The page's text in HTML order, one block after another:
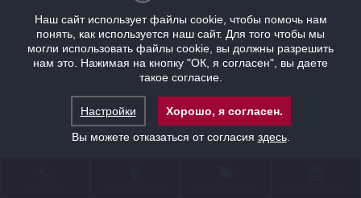
Наш сайт использует файлы cookie, чтобы помочь нам
понять, как используется наш сайт. Для того чтобы мы
могли использовать файлы cookie, вы должны разрешить
нам это. Нажимая на кнопку "ОК, я согласен", вы даете
такое согласие.
Настройки
Хорошо, я согласен.
Вы можете отказаться от согласия здесь.